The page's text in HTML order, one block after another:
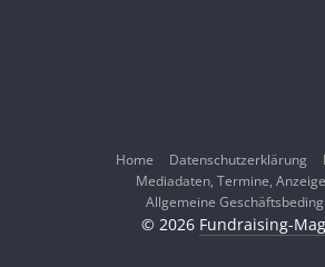
Home Datenschutzerklärung
Mediadaten, Termine,
Allgemeine
© 2026 Fundraising-